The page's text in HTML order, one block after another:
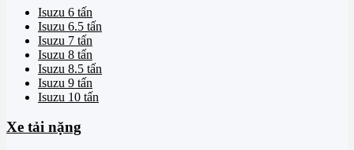
Isuzu 6 tấn
Isuzu 6.5 tấn
Isuzu 7 tấn
Isuzu 8 tấn
Isuzu 8.5 tấn
Isuzu 9 tấn
Isuzu 10 tấn
Xe tải nặng